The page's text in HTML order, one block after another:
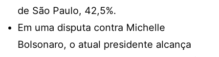
de São Paulo, 42,5%.
Em uma disputa contra Michelle
Bolsonaro, o atual presidente alcança